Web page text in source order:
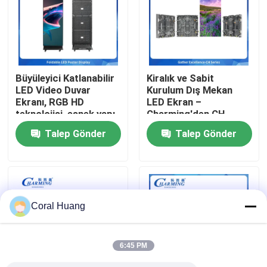
Hakkımızda
Fabrika turu
Kalite kontrol
Bize ulaşın
Haberler
Teklif isteği
Büyüleyici Katlanabilir
LED Video Duvar
Ekranı, RGB HD
teknolojisi, esnek yapı,
enerji tasarrufu ve
etkinlikler için
mükemmel dahili ses
Talep Gönder
Kiralık ve Sabit
Kurulum Dış Mekan
LED Ekran –
Charming'den CH
Serisi p3.91 IP65
Talep Gönder
Coral Huang
6:45 PM